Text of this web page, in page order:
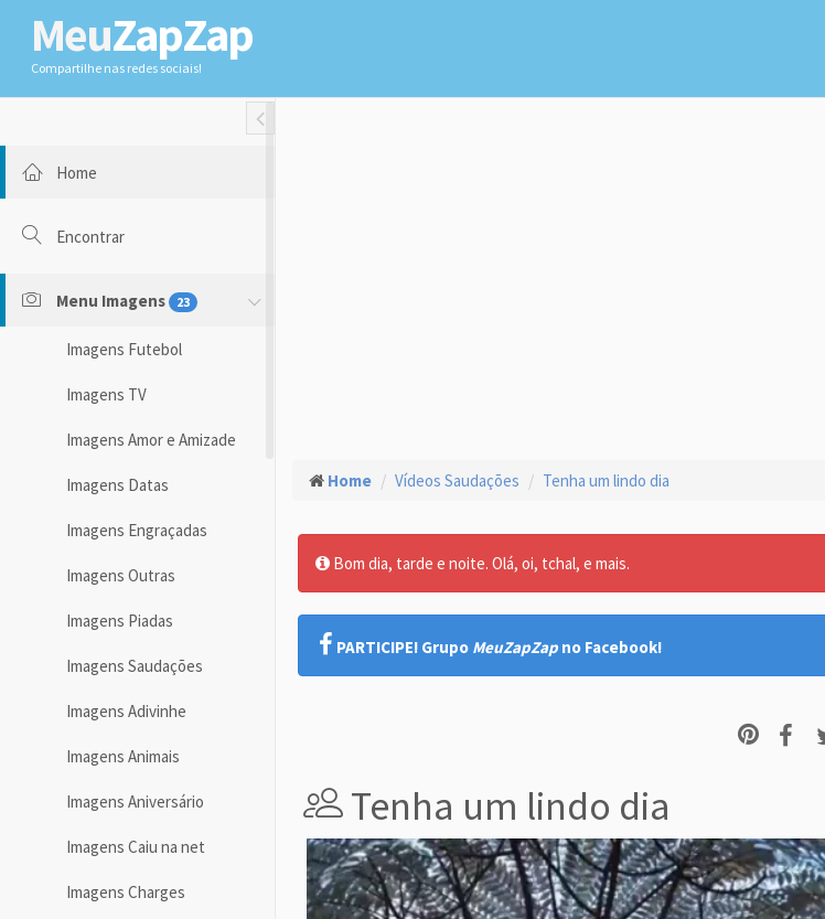
MeuZapZap
Compartilhe nas redes sociais!
Toggle Fullwidth
Home
Encontrar
Menu Imagens 23
Imagens Futebol
Imagens TV
Imagens Amor e Amizade
Imagens Datas
Imagens Engraçadas
Imagens Outras
Imagens Piadas
Imagens Saudações
Imagens Adivinhe
Imagens Animais
Imagens Aniversário
Imagens Caiu na net
Imagens Charges
Home Vídeos Saudações Tenha um lindo dia
Bom dia, tarde e noite. Olá, oi, tchal, e mais.
PARTICIPE! Grupo MeuZapZap no Facebook!
Tenha um lindo dia